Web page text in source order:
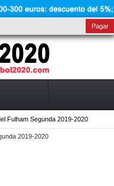
Pagar
Fulham Segunda 2019-2020